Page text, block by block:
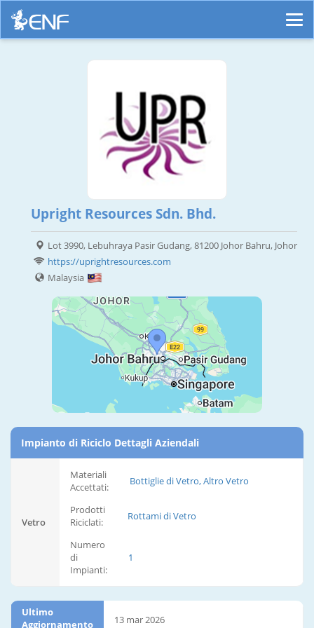
Upright Resources Sdn. Bhd.
Lot 3990, Lebuhraya Pasir Gudang, 81200 Johor Bahru, Johor
https://uprightresources.com
Malaysia
Impianto di Riciclo Dettagli Aziendali
Vetro
Materiali
Accettati:
Bottiglie di Vetro, Altro Vetro
Prodotti
Riciclati:
Rottami di Vetro
Numero
di
Impianti:
1
Ultimo
Aggiornamento
13 mar 2026